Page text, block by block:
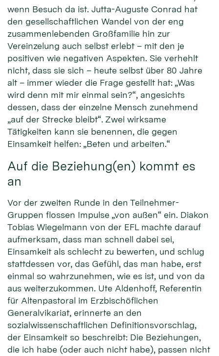
wenn Besuch da ist. Jutta-Auguste Conrad hat
den gesellschaftlichen Wandel von der eng
zusammenlebenden Großfamilie hin zur
Vereinzelung auch selbst erlebt – mit den je
positiven wie negativen Aspekten. Sie verhehlt
nicht, dass sie sich – heute selbst über 80 Jahre
alt – immer wieder die Frage gestellt hat: „Was
wird denn mit mir einmal sein?“, angesichts
dessen, dass der einzelne Mensch zunehmend
„auf der Strecke bleibt“. Zwei wirksame
Tätigkeiten kann sie benennen, die gegen
Einsamkeit helfen: „Beten und arbeiten.“
Auf die Beziehung(en) kommt es
an
Vor der zweiten Runde in den Teilnehmer-
Gruppen flossen Impulse „von außen“ ein. Diakon
Tobias Wiegelmann von der EFL machte darauf
aufmerksam, dass man schnell dabei sei,
Einsamkeit als schlecht zu bewerten, und schlug
stattdessen vor, das Gefühl, das man habe, erst
einmal so wahrzunehmen, wie es ist, und von da
aus weiterzukommen. Ute Aldenhoff, Referentin
für Altenpastoral im Erzbischöflichen
Generalvikariat, erinnerte an den
sozialwissenschaftlichen Definitionsvorschlag,
der Einsamkeit so beschreibt: Die Beziehungen,
die ich habe (oder auch nicht habe), passen nicht